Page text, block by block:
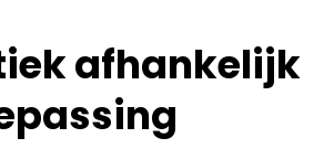
afhankelijk